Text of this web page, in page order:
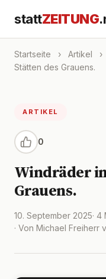
stattZEITUNG
Startseite › Artikel ›
Stätten des Grauens.
ARTIKEL
0
Windräder
Grauens.
10. September 2025·
· Von Michael Freiherr